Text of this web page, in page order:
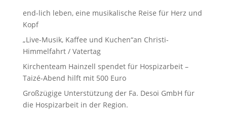
end-lich leben, eine musikalische Reise für Herz und
Kopf
„Live-Musik, Kaffee und Kuchen“an Christi-
Himmelfahrt / Vatertag
Kirchenteam Hainzell spendet für Hospizarbeit –
Taizé-Abend hilft mit 500 Euro
Großzügige Unterstützung der Fa. Desoi GmbH für
die Hospizarbeit in der Region.